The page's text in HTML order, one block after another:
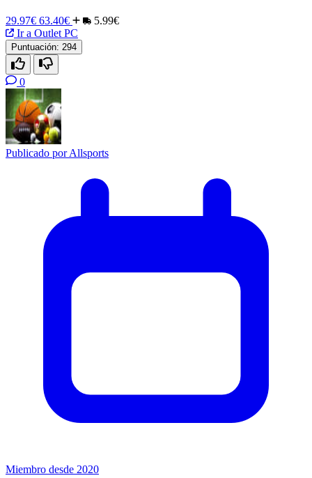
29.97€ 63.40€
5.99€
Ir a Outlet PC
Puntuación: 294
0
Publicado porAllsports
Miembro desde 2020